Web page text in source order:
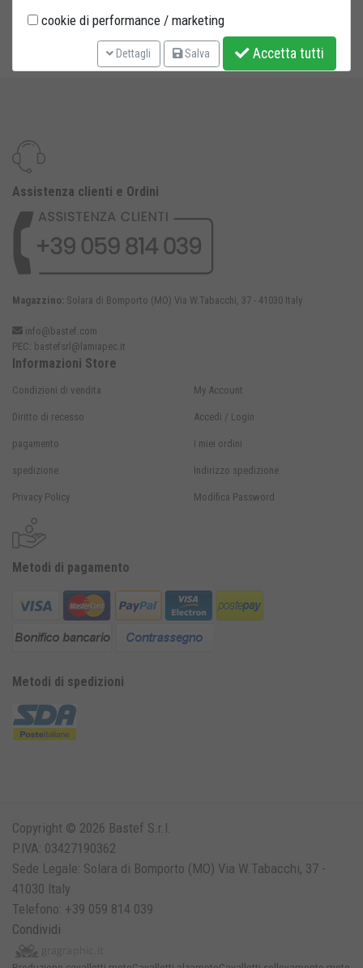
Adatto a: Triumph Speed Triple - Speed Triple 1050 - Sprint
ST/SG - Daytona T595 - Daytona 955i - Honda VFR fino al 2010
Assistenza clienti e Ordini
Magazzino: Solara di Bomporto (MO) Via W.Tabacchi, 37 - 41030 Italy
info@bastef.com
PEC: bastefsrl@lamiapec.it
Metodi di pagamento
Metodi di spedizioni
Informazioni Store
Condizioni di vendita
Diritto di recesso
pagamento
spedizione
Privacy Policy
My Account
Accedi / Login
I miei ordini
Indirizzo spedizione
Modifica Password
Copyright © 2026 Bastef S.r.l.
P.IVA: 03427190362
Sede Legale: Solara di Bomporto (MO) Via W.Tabacchi, 37 -
41030 Italy
Telefono: +39 059 814 039
Condividi
cookie di performance / marketing
Dettagli Salva Accetta tutti